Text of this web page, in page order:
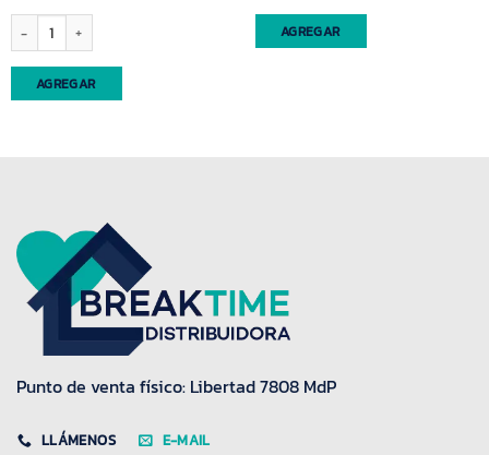
Termo o automate con bombila de metal 750ml cantidad
AGREGAR
AGREGAR
Punto de venta físico: Libertad 7808 MdP
LLÁMENOS E-MAIL